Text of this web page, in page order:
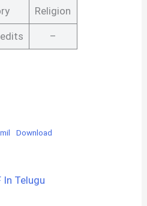
Religion
–
Download
In Telugu